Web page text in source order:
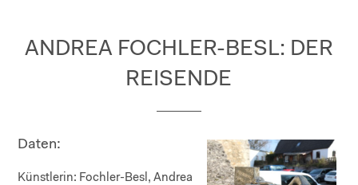
ANDREA FOCHLER-BESL: DER
REISENDE
Daten:
Künstlerin: Fochler-Besl, Andrea